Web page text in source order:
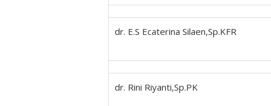
dr. E.S Ecaterina Silaen,Sp.KFR
dr. Rini Riyanti,Sp.PK